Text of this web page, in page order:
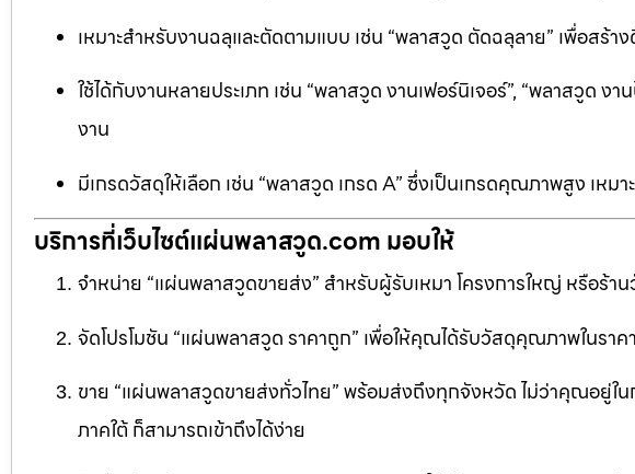
เหมาะสำหรับงานฉลุและตัดตามแบบ เช่น “พลาสวูด ตัดฉลุลาย” เพื่อสร้า
ใช้ได้กับงานหลายประเภท เช่น “พลาสวูด งานเฟอร์นิเจอร์”, “พลาสวูด
งาน
มีเกรดวัสดุให้เลือก เช่น “พลาสวูด เกรด A” ซึ่งเป็นเกรดคุณภาพสูง เห
บริการที่เว็บไซต์แผ่นพลาสวูด.com มอบให้
จำหน่าย “แผ่นพลาสวูดขายส่ง” สำหรับผู้รับเหมา โครงการใหญ่ หรือร้า
จัดโปรโมชัน “แผ่นพลาสวูด ราคาถูก” เพื่อให้คุณได้รับวัสดุคุณภาพในรา
ขาย “แผ่นพลาสวูดขายส่งทั่วไทย” พร้อมส่งถึงทุกจังหวัด ไม่ว่าคุณอยู่ใ
ภาคใต้ ก็สามารถเข้าถึงได้ง่าย